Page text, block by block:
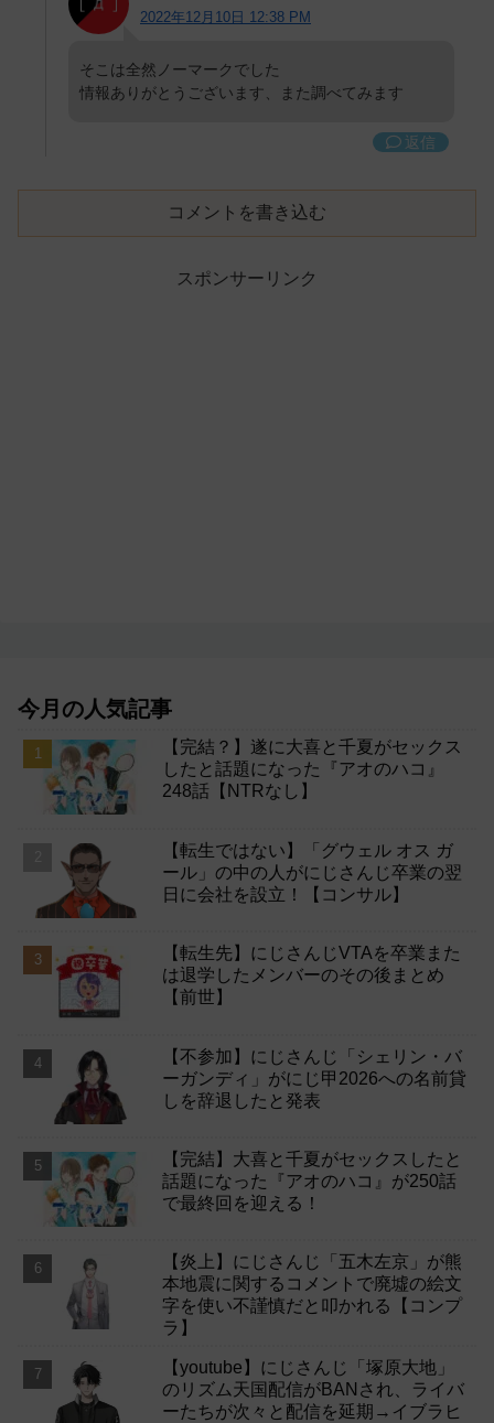
2022年12月10日 12:38 PM
そこは全然ノーマークでした
情報ありがとうございます、また調べてみます
返信
コメントを書き込む
スポンサーリンク
今月の人気記事
【完結？】遂に大喜と千夏がセックス
したと話題になった『アオのハコ』
248話【NTRなし】
【転生ではない】「グウェル オス ガ
ール」の中の人がにじさんじ卒業の翌
日に会社を設立！【コンサル】
【転生先】にじさんじVTAを卒業また
は退学したメンバーのその後まとめ
【前世】
【不参加】にじさんじ「シェリン・バ
ーガンディ」がにじ甲2026への名前貸
しを辞退したと発表
【完結】大喜と千夏がセックスしたと
話題になった『アオのハコ』が250話
で最終回を迎える！
【炎上】にじさんじ「五木左京」が熊
本地震に関するコメントで廃墟の絵文
字を使い不謹慎だと叩かれる【コンプ
ラ】
【youtube】にじさんじ「塚原大地」
のリズム天国配信がBANされ、ライバ
ーたちが次々と配信を延期→イブラヒ